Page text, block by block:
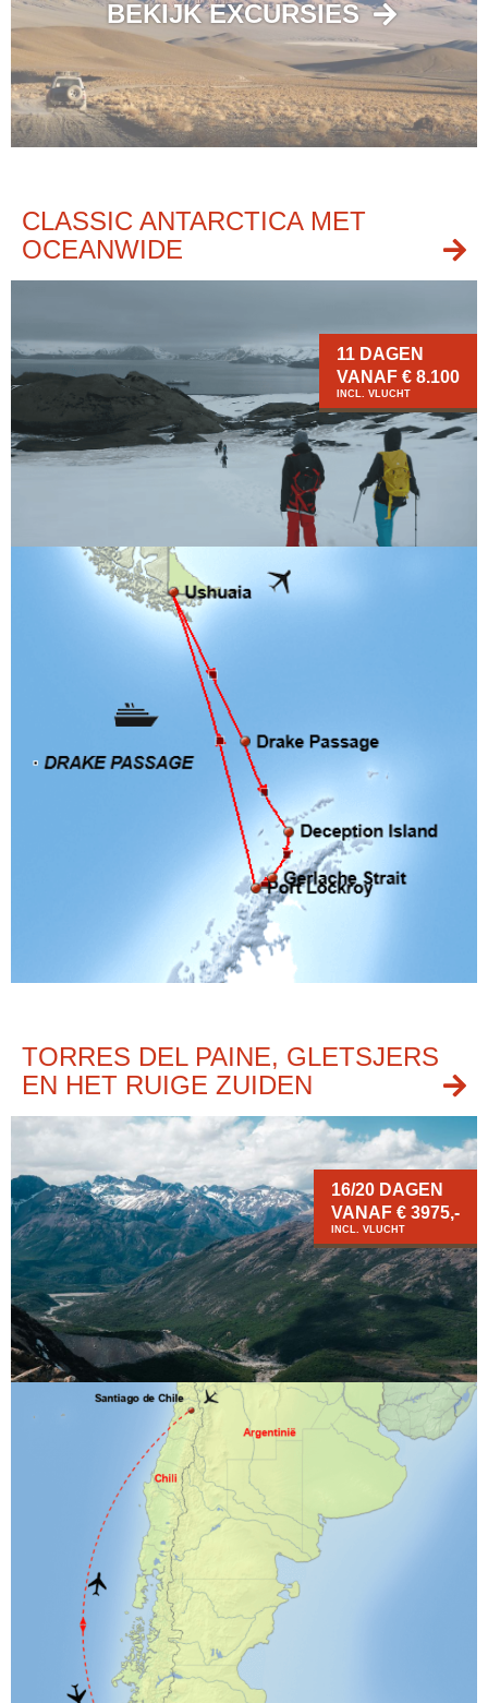
BEKIJK EXCURSIES
CLASSIC ANTARCTICA MET
OCEANWIDE
11 DAGEN
VANAF € 8.100
INCL. VLUCHT
TORRES DEL PAINE, GLETSJERS
EN HET RUIGE ZUIDEN
16/20 DAGEN
VANAF € 3975,-
INCL. VLUCHT